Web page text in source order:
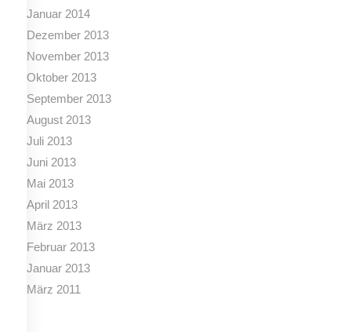
Januar 2014
Dezember 2013
November 2013
Oktober 2013
September 2013
August 2013
Juli 2013
Juni 2013
Mai 2013
April 2013
März 2013
Februar 2013
Januar 2013
März 2011